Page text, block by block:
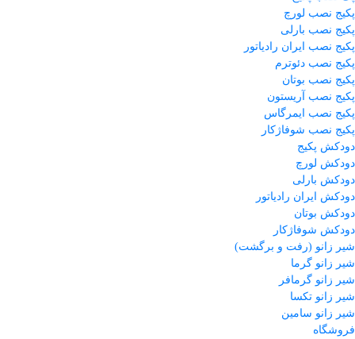
پکیج نصب لورچ
پکیج نصب بارلی
پکیج نصب ایران رادیاتور
پکیج نصب دئوترم
پکیج نصب بوتان
پکیج نصب آریستون
پکیج نصب ایمرگاس
پکیج نصب شوفاژکار
دودکش پکیج
دودکش لورچ
دودکش بارلی
دودکش ایران رادیاتور
دودکش بوتان
دودکش شوفاژکار
شیر زانو (رفت و برگشت)
شیر زانو گرما
شیر زانو گرمافر
شیر زانو تکسا
شیر زانو سامین
فروشگاه